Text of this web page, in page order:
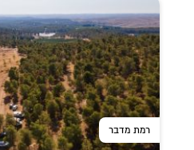
רמת מדבר